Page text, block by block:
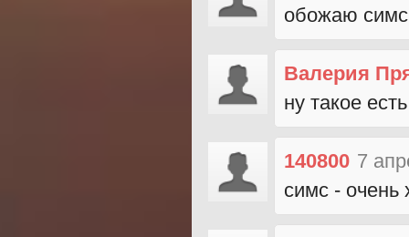
обожаю
Валерия
ну такое
140800 7
симс - очень